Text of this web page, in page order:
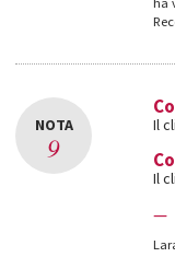
NOTA
9
Il
Il
—